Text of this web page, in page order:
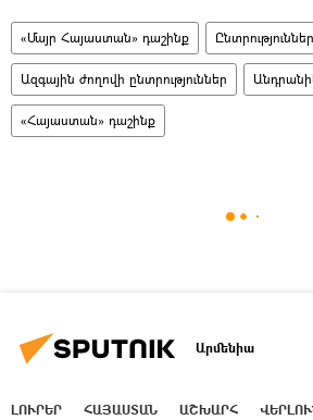
«Մայր Հայաստան» դաշինք Ընտրություններ
Ազգային ժողովի ընտրություններ
«Հայաստան» դաշինք
Արմենիա
ԼՈՒՐԵՐ ՀԱՅԱՍՏԱՆ ԱՇԽԱՐՀ